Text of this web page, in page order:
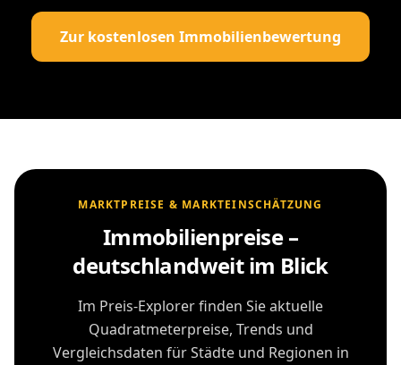
Zur kostenlosen Immobilienbewertung
MARKTPREISE & MARKTEINSCHÄTZUNG
Immobilienpreise –
deutschlandweit im Blick
Im Preis-Explorer finden Sie aktuelle
Quadratmeterpreise, Trends und
Vergleichsdaten für Städte und Regionen in